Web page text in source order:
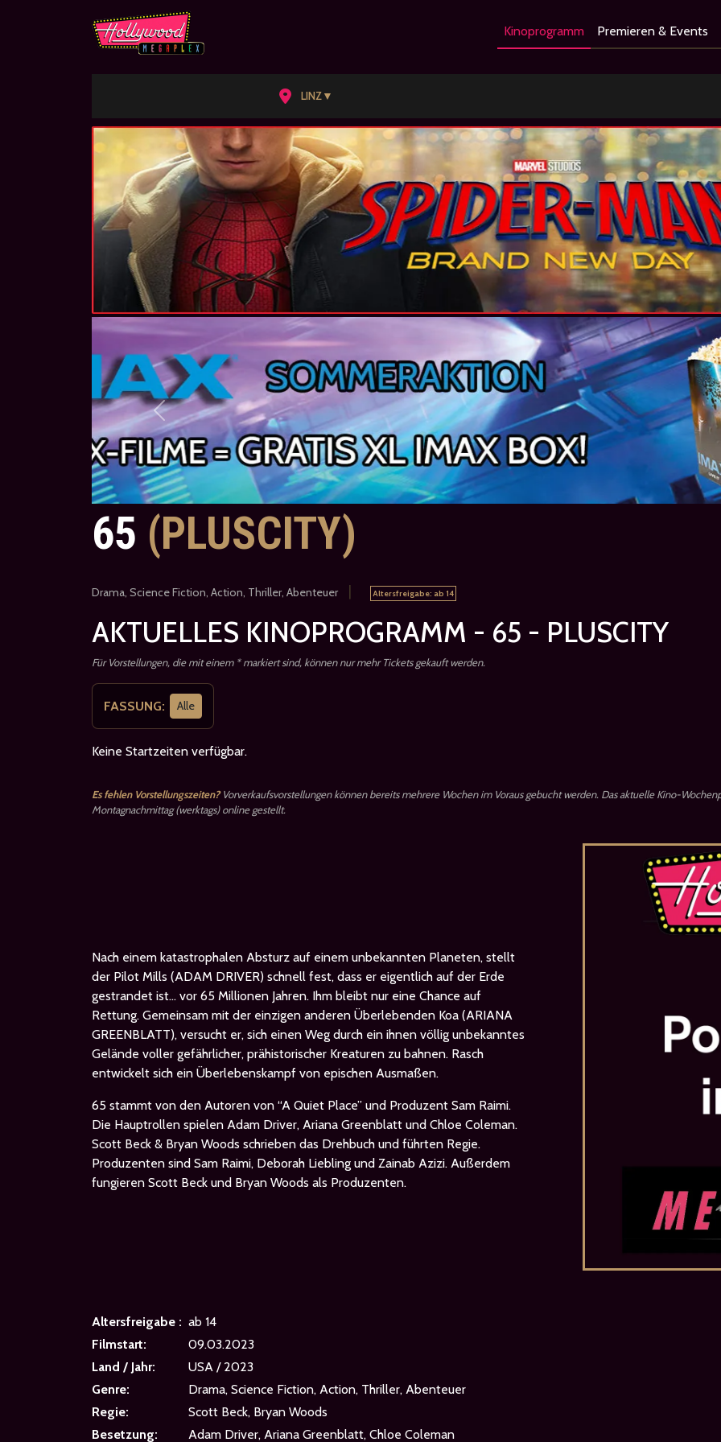
Kinoprogramm Premieren & Events
LINZ▼
Previous
65 (PLUSCITY)
Drama, Science Fiction, Action, Thriller, Abenteuer Altersfreigabe: ab 14
AKTUELLES KINOPROGRAMM - 65 - PLUSCITY
Für Vorstellungen, die mit einem * markiert sind, können nur mehr Tickets gekauft werden.
FASSUNG: Alle
Keine Startzeiten verfügbar.
Es fehlen Vorstellungszeiten?Vorverkaufsvorstellungen können bereits mehrere Wochen im Voraus gebucht werden. Das aktuelle Kino-
Montagnachmittag (werktags) online gestellt.
Nach einem katastrophalen Absturz auf einem unbekannten Planeten, stellt
der Pilot Mills (ADAM DRIVER) schnell fest, dass er eigentlich auf der Erde
gestrandet ist... vor 65 Millionen Jahren. Ihm bleibt nur eine Chance auf
Rettung. Gemeinsam mit der einzigen anderen Überlebenden Koa (ARIANA
GREENBLATT), versucht er, sich einen Weg durch ein ihnen völlig unbekanntes
Gelände voller gefährlicher, prähistorischer Kreaturen zu bahnen. Rasch
entwickelt sich ein Überlebenskampf von epischen Ausmaßen.
65 stammt von den Autoren von “A Quiet Place” und Produzent Sam Raimi.
Die Hauptrollen spielen Adam Driver, Ariana Greenblatt und Chloe Coleman.
Scott Beck & Bryan Woods schrieben das Drehbuch und führten Regie.
Produzenten sind Sam Raimi, Deborah Liebling und Zainab Azizi. Außerdem
fungieren Scott Beck und Bryan Woods als Produzenten.
Altersfreigabe : ab 14
Filmstart:
09.03.2023
Land / Jahr:
USA / 2023
Genre:
Drama, Science Fiction, Action, Thriller, Abenteuer
Regie:
Scott Beck, Bryan Woods
Besetzung:
Adam Driver, Ariana Greenblatt, Chloe Coleman